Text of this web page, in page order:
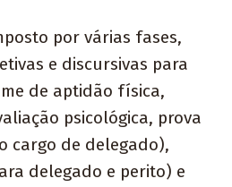
por várias fases,
e discursivas para
de aptidão física,
psicológica, prova
cargo de delegado),
delegado e perito) e